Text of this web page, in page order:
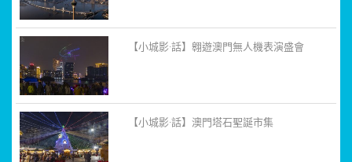
【小城影·話】翱遊澳門無人機表演盛會
【小城影·話】澳門塔石聖誕市集